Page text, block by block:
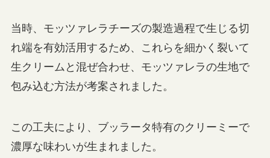
当時、モッツァレラチーズの製造過程で生じる切
れ端を有効活用するため、これらを細かく裂いて
生クリームと混ぜ合わせ、モッツァレラの生地で
包み込む方法が考案されました。
この工夫により、ブッラータ特有のクリーミーで
濃厚な味わいが生まれました。